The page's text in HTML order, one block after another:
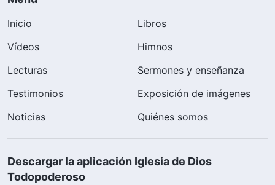
Inicio
Libros
Vídeos
Himnos
Lecturas
Sermones y enseñanza
Testimonios
Exposición de imágenes
Noticias
Quiénes somos
Descargar la aplicación Iglesia de Dios
Todopoderoso